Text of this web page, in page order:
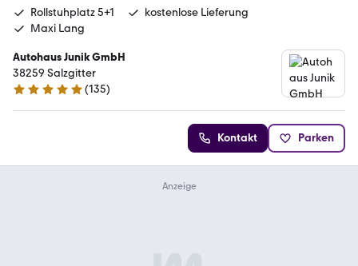
Rollstuhplatz 5+1
kostenlose Lieferung
Maxi Lang
Autohaus Junik GmbH
38259 Salzgitter
4.9 Sterne
(135)
Kontakt Parken